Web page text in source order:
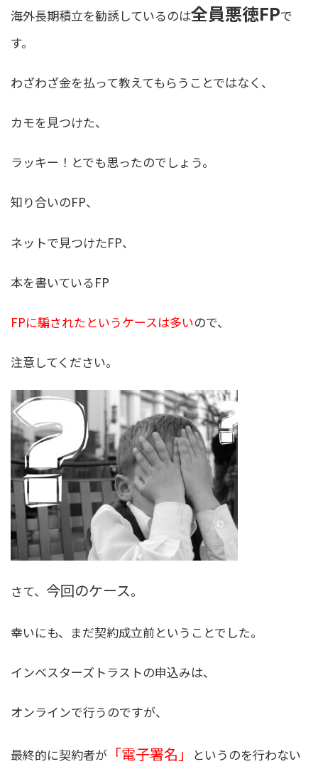
海外長期積立を勧誘しているのは全員悪徳FPで
す。
わざわざ金を払って教えてもらうことではなく、
カモを見つけた、
ラッキー！とでも思ったのでしょう。
知り合いのFP、
ネットで見つけたFP、
本を書いているFP
FPに騙されたというケースは多いので、
注意してください。
さて、 今回のケース。
幸いにも、まだ契約成立前ということでした。
インベスターズトラストの申込みは、
オンラインで行うのですが、
最終的に契約者が 「電子署名」
というのを行わない